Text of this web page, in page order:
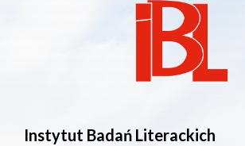
Instytut Badań Literackich